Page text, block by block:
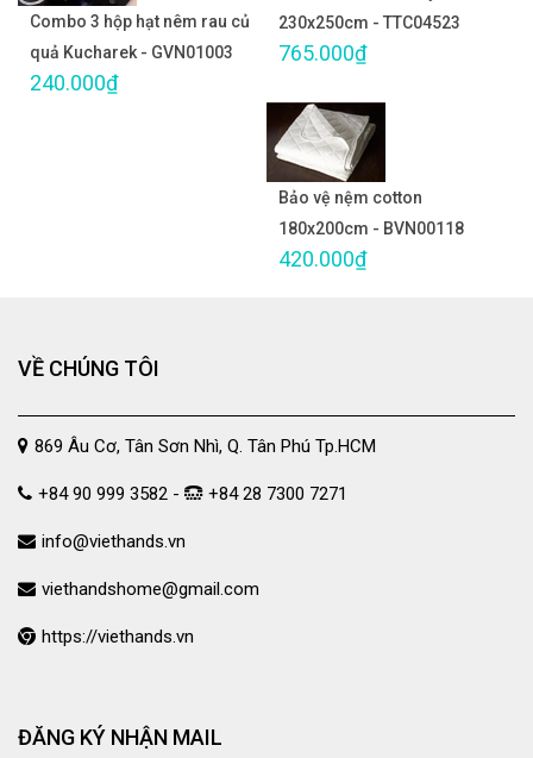
Combo 3 hộp hạt nêm rau củ
quả Kucharek - GVN01003
240.000₫
230x250cm - TTC04523
765.000₫
Bảo vệ nệm cotton
180x200cm - BVN00118
420.000₫
VỀ CHÚNG TÔI
869 Âu Cơ, Tân Sơn Nhì, Q. Tân Phú Tp.HCM
+84 90 999 3582 - +84 28 7300 7271
info@viethands.vn
viethandshome@gmail.com
https://viethands.vn
ĐĂNG KÝ NHẬN MAIL